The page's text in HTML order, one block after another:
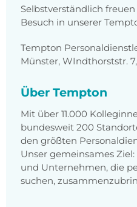
Selbstverständlich
Besuch in unserer
Tempton
Münster, WIndthorststr.
Über Tempton
Mit über 11.000
bundesweit 200
den größten
Unser gemeinsames
und Unternehmen, die
suchen,